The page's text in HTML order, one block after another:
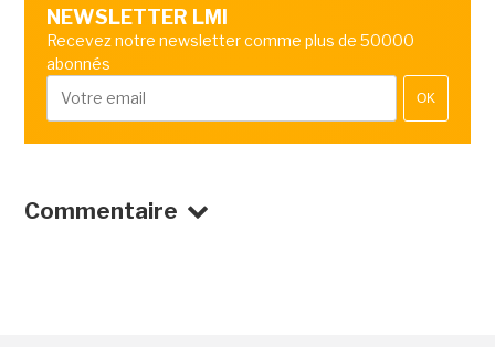
NEWSLETTER LMI
Recevez notre newsletter comme plus de 50000
abonnés
OK
Commentaire